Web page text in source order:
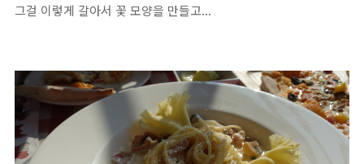
그걸 이렇게 갈아서 꽃 모양을 만들고...